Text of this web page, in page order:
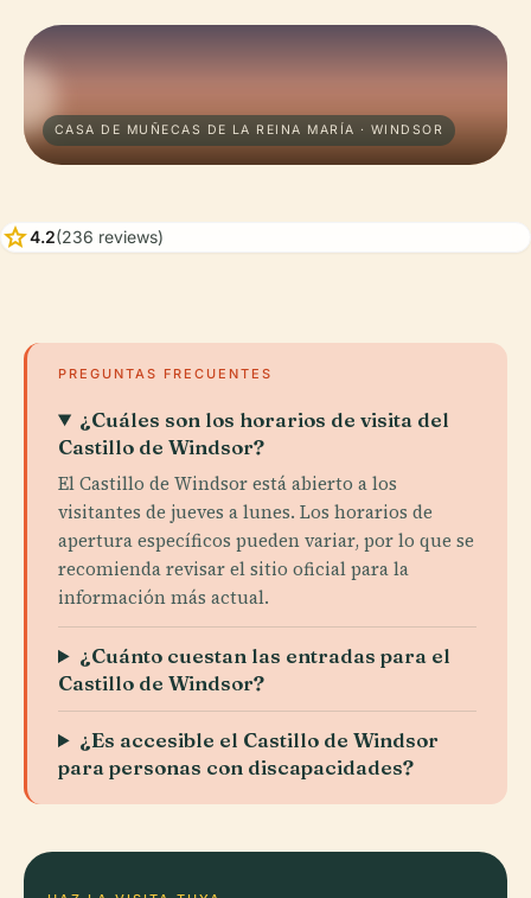
CASA DE MUÑECAS DE LA REINA MARÍA · WINDSOR
star4.2(236 reviews)
PREGUNTAS FRECUENTES
¿Cuáles son los horarios de visita del
Castillo de Windsor?
El Castillo de Windsor está abierto a los
visitantes de jueves a lunes. Los horarios de
apertura específicos pueden variar, por lo que se
recomienda revisar el sitio oficial para la
información más actual.
¿Cuánto cuestan las entradas para el
Castillo de Windsor?
¿Es accesible el Castillo de Windsor
para personas con discapacidades?